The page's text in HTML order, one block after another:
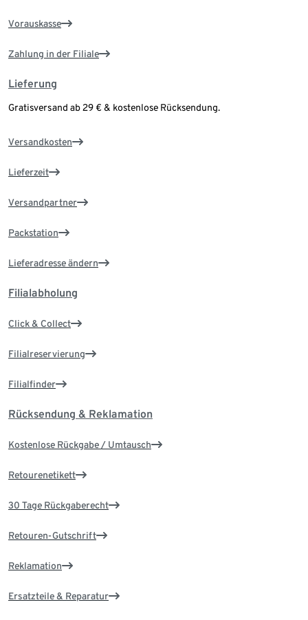
Vorauskasse
Zahlung in der Filiale
Lieferung
Gratisversand ab 29 € & kostenlose Rücksendung.
Versandkosten
Lieferzeit
Versandpartner
Packstation
Lieferadresse ändern
Filialabholung
Click & Collect
Filialreservierung
Filialfinder
Rücksendung & Reklamation
Kostenlose Rückgabe / Umtausch
Retourenetikett
30 Tage Rückgaberecht
Retouren-Gutschrift
Reklamation
Ersatzteile & Reparatur